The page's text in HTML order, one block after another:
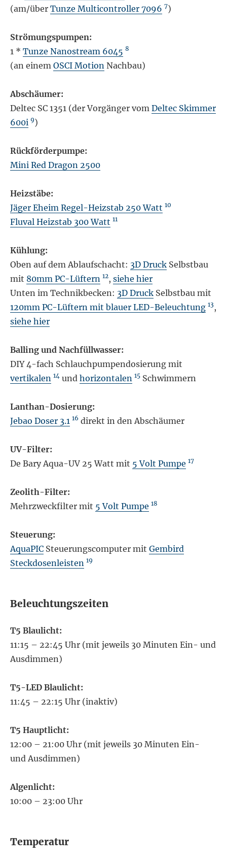
(am/überTunze Multicontroller 7096 7)
Strömungspumpen:
1 *Tunze Nanostream 6045 8
(an einemOSCI Motion Nachbau)
Abschäumer:
Deltec SC 1351 (der Vorgänger vomDeltec Skimmer
600i 9)
Rückförderpumpe:
Mini Red Dragon 2500
Heizstäbe:
Jäger Eheim Regel-Heizstab 250 Watt 10
Fluval Heizstab 300 Watt 11
Kühlung:
Oben auf dem Ablaufschacht: 3D Druck Selbstbau
mit 80mm PC-Lüftern 12,siehe hier
Unten im Technikbecken: 3D Druck Selbstbau mit
120mm PC-Lüftern mit blauer LED-Beleuchtung 13,
siehe hier
Balling und Nachfüllwasser:
DIY 4-fach Schlauchpumpendosierung mit
vertikalen 14 undhorizontalen 15 Schwimmern
Lanthan-Dosierung:
Jebao Doser 3.1 16 direkt in den Abschäumer
UV-Filter:
De Bary Aqua-UV 25 Watt mit 5 Volt Pumpe 17
Zeolith-Filter:
Mehrzweckfilter mit 5 Volt Pumpe 18
Steuerung:
AquaPIC Steuerungscomputer mitGembird
Steckdosenleisten 19
Beleuchtungszeiten
T5 Blaulicht:
11:15 – 22:45 Uhr (mit jeweils 30 Minuten Ein- und
Ausdimmen)
T5-LED Blaulicht:
11:45 – 22:15 Uhr (inaktiv)
T5 Hauptlicht:
12:00 – 21:00 Uhr (mit jeweils 30 Minuten Ein-
und Ausdimmen)
Algenlicht:
10:00 – 23:00 Uhr
Temperatur